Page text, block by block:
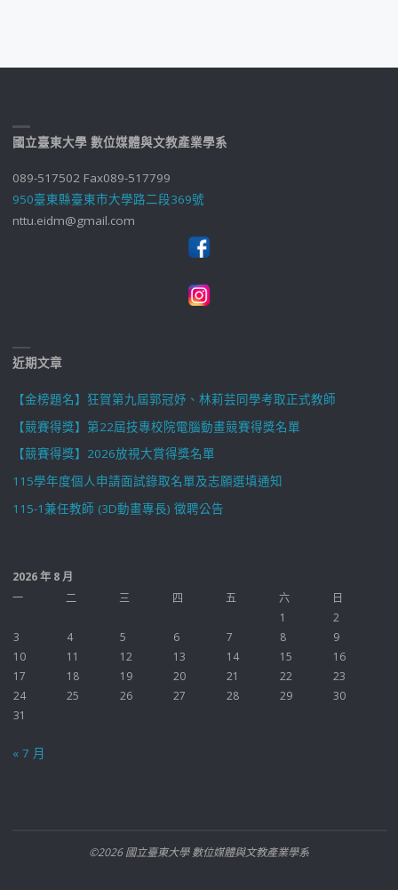
國立臺東大學 數位媒體與文教產業學系
089-517502 Fax089-517799
950臺東縣臺東市大學路二段369號
nttu.eidm@gmail.com
近期文章
【金榜題名】狂賀第九屆郭冠妤、林莉芸同學考取正式教師
【競賽得獎】第22屆技專校院電腦動畫競賽得獎名單
【競賽得獎】2026放視大賞得獎名單
115學年度個人申請面試錄取名單及志願選填通知
115-1兼任教師 (3D動畫專長) 徵聘公告
2026 年 8 月
一
二 三 四 五 六
日
1
2
3
4 5 6 7 8
9
10
11 12 13 14 15
16
17
18 19 20 21 22
23
24
25 26 27 28 29
30
31
« 7 月
©2026 國立臺東大學 數位媒體與文教產業學系